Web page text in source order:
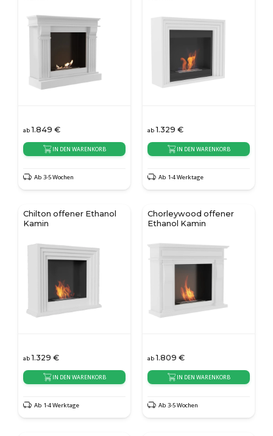
ab 1.849 €
IN DEN WARENKORB
Ab 3-5 Wochen
ab 1.329 €
IN DEN WARENKORB
Ab 1-4 Werktage
Chilton offener Ethanol
Kamin
ab 1.329 €
IN DEN WARENKORB
Ab 1-4 Werktage
Chorleywood offener
Ethanol Kamin
ab 1.809 €
IN DEN WARENKORB
Ab 3-5 Wochen